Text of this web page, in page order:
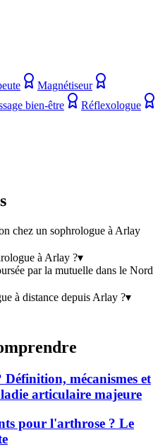
Magnétiseur
bien-être
Réflexologue
chez un sophrologue à Arlay
à Arlay ?▾
par la mutuelle dans le Nord
à distance depuis Arlay ?▾
Définition, mécanismes et
articulaire majeure
pour l'arthrose ? Le